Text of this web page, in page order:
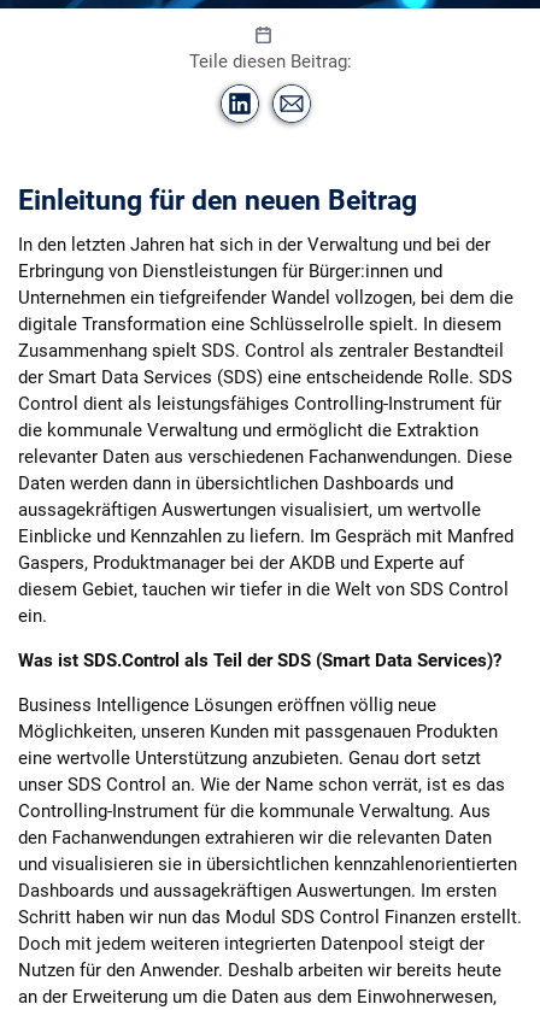
st
k.
e.
Teile diesen Beitrag:
Einleitung für den neuen Beitrag
In den letzten Jahren hat sich in der Verwaltung und bei der
Erbringung von Dienstleistungen für Bürger:innen und
Unternehmen ein tiefgreifender Wandel vollzogen, bei dem die
digitale Transformation eine Schlüsselrolle spielt. In diesem
Zusammenhang spielt SDS. Control als zentraler Bestandteil
der Smart Data Services (SDS) eine entscheidende Rolle. SDS
Control dient als leistungsfähiges Controlling-Instrument für
die kommunale Verwaltung und ermöglicht die Extraktion
relevanter Daten aus verschiedenen Fachanwendungen. Diese
Daten werden dann in übersichtlichen Dashboards und
aussagekräftigen Auswertungen visualisiert, um wertvolle
Einblicke und Kennzahlen zu liefern. Im Gespräch mit Manfred
Gaspers, Produktmanager bei der AKDB und Experte auf
diesem Gebiet, tauchen wir tiefer in die Welt von SDS Control
ein.
Was ist SDS.Control als Teil der SDS (Smart Data Services)?
Business Intelligence Lösungen eröffnen völlig neue
Möglichkeiten, unseren Kunden mit passgenauen Produkten
eine wertvolle Unterstützung anzubieten. Genau dort setzt
unser SDS Control an. Wie der Name schon verrät, ist es das
Controlling-Instrument für die kommunale Verwaltung. Aus
den Fachanwendungen extrahieren wir die relevanten Daten
und visualisieren sie in übersichtlichen kennzahlenorientierten
Dashboards und aussagekräftigen Auswertungen. Im ersten
Schritt haben wir nun das Modul SDS Control Finanzen erstellt.
Doch mit jedem weiteren integrierten Datenpool steigt der
Nutzen für den Anwender. Deshalb arbeiten wir bereits heute
an der Erweiterung um die Daten aus dem Einwohnerwesen,